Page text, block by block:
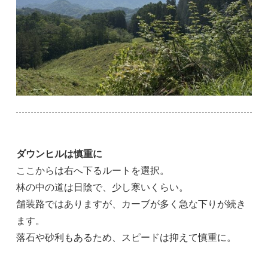
ダウンヒルは慎重に
ここからは右へ下るルートを選択。
林の中の道は日陰で、少し寒いくらい。
舗装路ではありますが、カーブが多く急な下りが続き
ます。
落石や砂利もあるため、スピードは抑えて慎重に。